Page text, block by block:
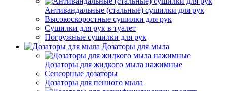
Антивандальные (стальные) сушилки для рук
Высокоскоростные сушилки для рук
Сушилки для рук в туалет
Погружные сушилки для рук
Дозаторы для мыла
Дозаторы для жидкого мыла нажимные
Сенсорные дозаторы
Дозаторы для пенного мыла